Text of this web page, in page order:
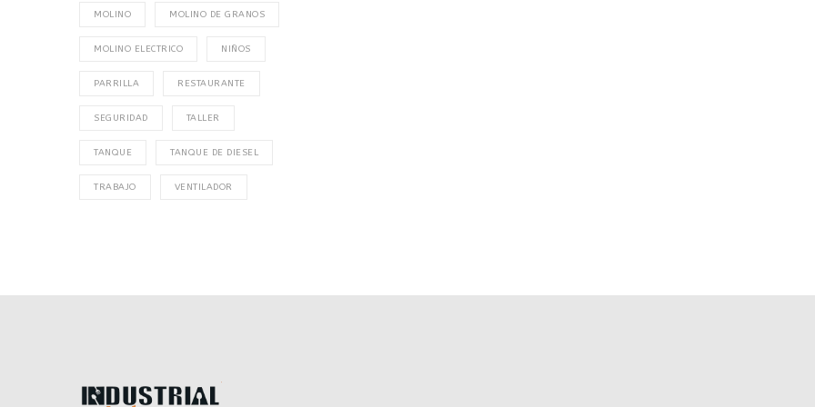
MOLINO MOLINO DE GRANOS
MOLINO ELECTRICO NIÑOS
PARRILLA RESTAURANTE
SEGURIDAD TALLER
TANQUE TANQUE DE DIESEL
TRABAJO VENTILADOR